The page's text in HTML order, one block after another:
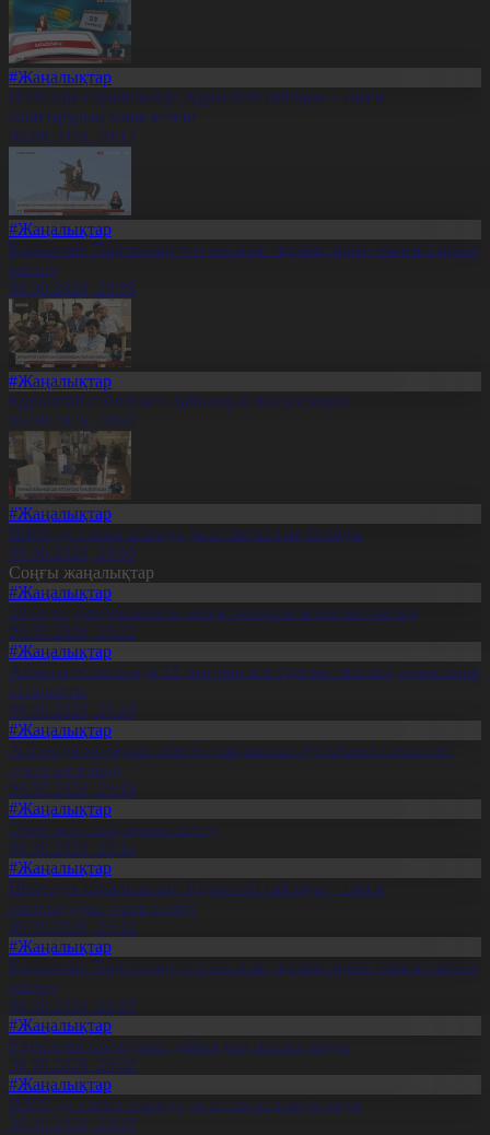
#Жаңалықтар
Шетелдік сарапшылар: Құрылтай сайлауы – саяси
жаңғырудың жаңа кезеңі
06.08.2026, 20:12
#Жаңалықтар
Құрылтай: Партиялар үгіт-насихат жұмыстарын жалғастырып
жатыр
06.08.2026, 20:05
#Жаңалықтар
Құрылтай сайлауына дайындық пысықталды
06.08.2026, 20:02
#Жаңалықтар
ШҚО-да тамыз айында да аптап ыстық болады
06.08.2026, 20:00
Соңғы жаңалықтар
#Жаңалықтар
30 елдің дзюдошылары өзара тәжірибе алмасып жатыр
06.08.2026, 20:22
#Жаңалықтар
Алматы облысында 22 мыңнан аса тұрғын тазалық жұмысына
атсалысты
06.08.2026, 20:20
#Жаңалықтар
Астанада жолаушы мінген ұшқышсыз әуе кемесі алғаш рет
әуеге көтерілді
06.08.2026, 20:19
#Жаңалықтар
Әлем жаңалықтарына шолу
06.08.2026, 20:14
#Жаңалықтар
Шетелдік сарапшылар: Құрылтай сайлауы – саяси
жаңғырудың жаңа кезеңі
06.08.2026, 20:12
#Жаңалықтар
Құрылтай: Партиялар үгіт-насихат жұмыстарын жалғастырып
жатыр
06.08.2026, 20:05
#Жаңалықтар
Құрылтай сайлауына дайындық пысықталды
06.08.2026, 20:02
#Жаңалықтар
ШҚО-да тамыз айында да аптап ыстық болады
06.08.2026, 20:00